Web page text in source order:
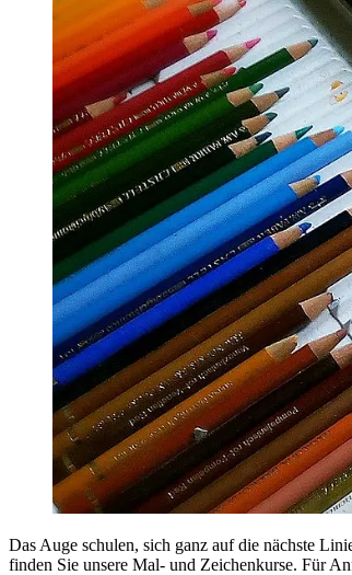
Das Auge schulen, sich ganz auf die nächste
finden Sie unsere Mal- und Zeichenkurse. Für